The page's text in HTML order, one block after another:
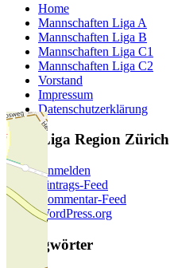
Home
Mannschaften Liga A
Mannschaften Liga B
Mannschaften Liga C1
Mannschaften Liga C2
Vorstand
Impressum
Datenschutzerklärung
Dart Liga Region Zürich
Anmelden
Eintrags-Feed
Kommentar-Feed
WordPress.org
Schlagwörter